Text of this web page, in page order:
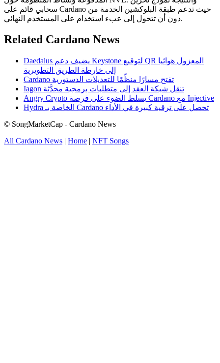
سحابي قائم على Cardano حيث تدعم طبقة البلوكشين الخدمة من
دون أن تتحول إلى عبء استخدام على المستخدم النهائي.
Related Cardano News
Daedalus يضيف دعم Keystone لتوقيع QR المعزول هوائيا
إلى خارطة الطريق التطويرية
Cardano تفتح مسارًا منظّمًا للتعديلات الدستورية
Iagon تنقل شبكة العقد إلى متطلبات برمجية محدَّثة
Angry Crypto يسلط الضوء على فرصة Cardano مع Injective
Hydra الخاصة بـ Cardano تحصل على ترقية كبيرة في الأداء
© SongMarketCap - Cardano News
All Cardano News | Home | NFT Songs